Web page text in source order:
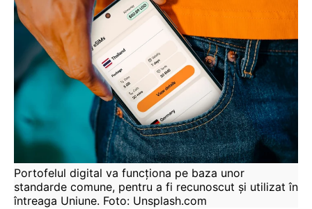
Portofelul digital va funcționa pe baza unor
standarde comune, pentru a fi recunoscut și utilizat în
întreaga Uniune. Foto: Unsplash.com